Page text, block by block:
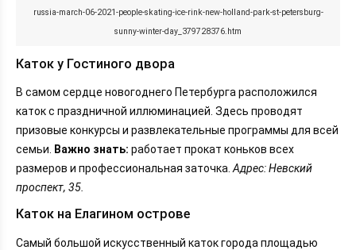
russia-march-06-2021-people-skating-ice-rink-new-holland-park-st-petersburg-
sunny-winter-day_379728376.htm
Каток у Гостиного двора
В самом сердце новогоднего Петербурга расположился
каток с праздничной иллюминацией. Здесь проводят
призовые конкурсы и развлекательные программы для всей
семьи. Важно знать: работает прокат коньков всех
размеров и профессиональная заточка.Адрес: Невский
проспект, 35.
Каток на Елагином острове
Самый большой искусственный каток города площадью